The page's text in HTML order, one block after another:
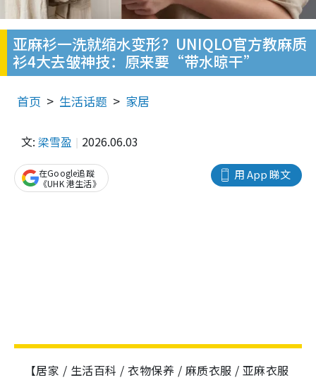
亚麻衫一洗就缩水变形？UNIQLO官方教麻质
衫4大去皱神技：原来要“带水晾干”
首页 生活话题 家居
文: 梁雪盈 2026.06.03
用 App 睇文
在Google追蹤
《UHK 港生活》
【居家 / 生活百科 / 衣物保养 / 麻质衣服 / 亚麻衣服